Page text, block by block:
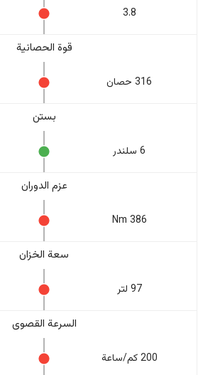
3.8
قوة الحصانية
316 حصان
بستن
6 سلندر
عزم الدوران
386 Nm
سعة الخزان
97 لتر
السرعة القصوى
200 كم/ساعة